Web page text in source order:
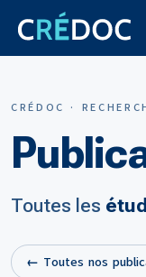
CRÉDOC ·
Toutes les
← Toutes nos